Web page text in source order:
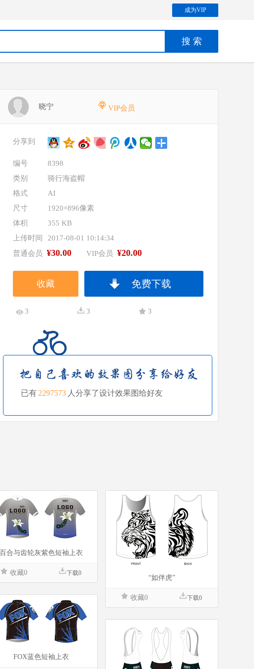
成为VIP
晓宁 VIP会员
分享到
编号
8398
类别
骑行海盗帽
格式
AI
尺寸
1920×896像素
体积
355 KB
上传时间
2017-08-01 10:14:34
普通会员 ¥30.00 VIP会员 ¥20.00
收藏 免费下载
3 3 3
已有 2297573 人分享了设计效果图给好友
百合与齿轮灰紫色短袖上衣
收藏0 下载0
“如伴虎”
收藏0 下载0
FOX蓝色短袖上衣